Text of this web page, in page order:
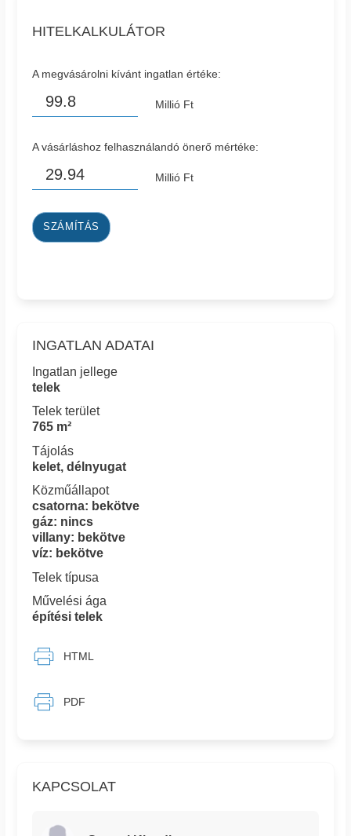
HITELKALKULÁTOR
A megvásárolni kívánt ingatlan értéke:
Millió Ft
A vásárláshoz felhasználandó önerő mértéke:
Millió Ft
SZÁMÍTÁS
KAPCSOLAT
INGATLAN ADATAI
Ingatlan jellege
telek
Telek terület
765 m²
Tájolás
kelet, délnyugat
Közműállapot
csatorna: bekötve
gáz: nincs
villany: bekötve
víz: bekötve
Telek típusa
Művelési ága
építési telek
HTML
PDF